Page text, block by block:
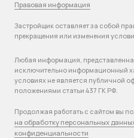
Правовая информация
Застройщик оставляет за собой
прекращения или изменения
Любая информация,
исключительно информационный
условиях не является публичной
положениями статьи 437 ГК РФ.
Продолжая работать с сайтом вы
на обработку персональных
конфиденциальности